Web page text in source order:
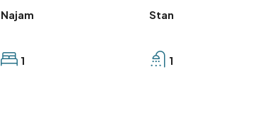
Najam Stan
1 1